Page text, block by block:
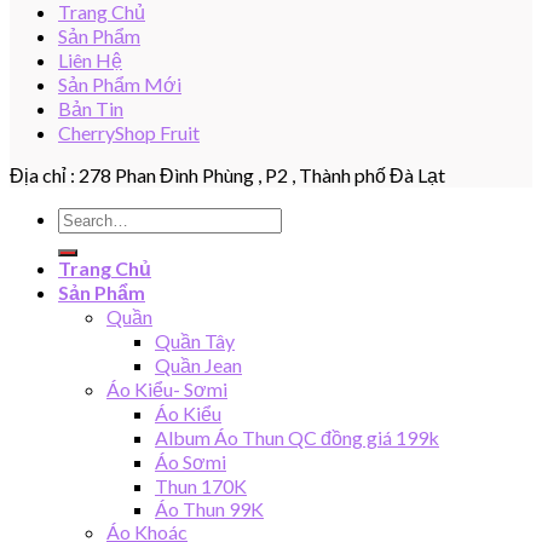
Trang Chủ
Sản Phẩm
Liên Hệ
Sản Phẩm Mới
Bản Tin
CherryShop Fruit
Địa chỉ : 278 Phan Đình Phùng , P2 , Thành phố Đà Lạt
Search
for:
Trang Chủ
Sản Phẩm
Quần
Quần Tây
Quần Jean
Áo Kiểu- Sơmi
Áo Kiểu
Album Áo Thun QC đồng giá 199k
Áo Sơmi
Thun 170K
Áo Thun 99K
Áo Khoác